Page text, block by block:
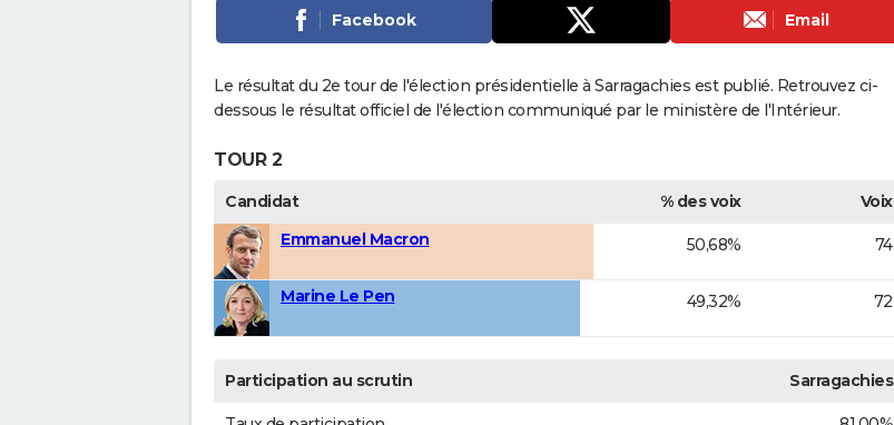
Facebook Email
Le résultat du 2e tour de l'élection présidentielle à Sarragachies est publié. Retrouvez ci-
dessous le résultat officiel de l'élection communiqué par le ministère de l'Intérieur.
TOUR 2
Candidat % des voix
Voix
Emmanuel Macron
50,68% 74
Marine Le Pen 49,32% 72
Participation au scrutin Sarragachies